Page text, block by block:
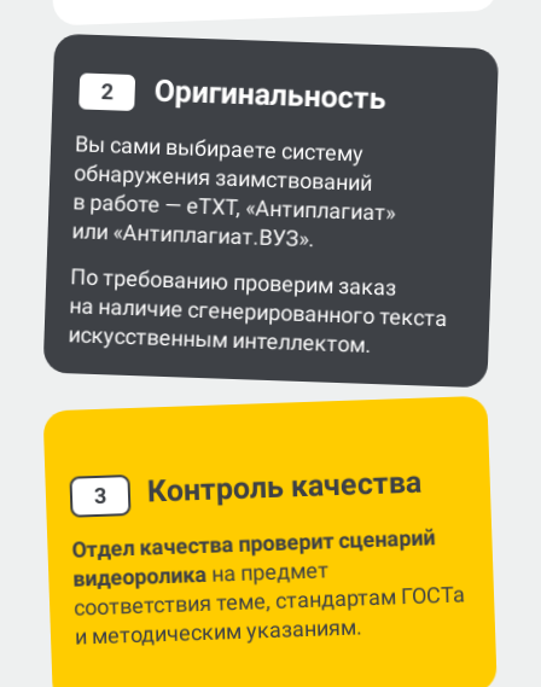
2 Оригинальность
Вы сами выбираете систему
обнаружения заимствований
в работе — eTXT, «Антиплагиат»
или «Антиплагиат.ВУЗ».
По требованию проверим заказ
на наличие сгенерированного текста
искусственным интеллектом.
3 Контроль качества
Отдел качества проверит cценарий
видеороликана предмет
соответствия теме, стандартам ГОСТа
и методическим указаниям.